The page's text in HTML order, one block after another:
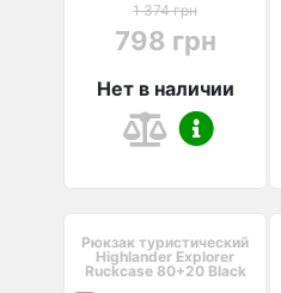
1 374 грн
798 грн
Нет в наличии
Рюкзак туристический
Highlander Explorer
Ruckcase 80+20 Black